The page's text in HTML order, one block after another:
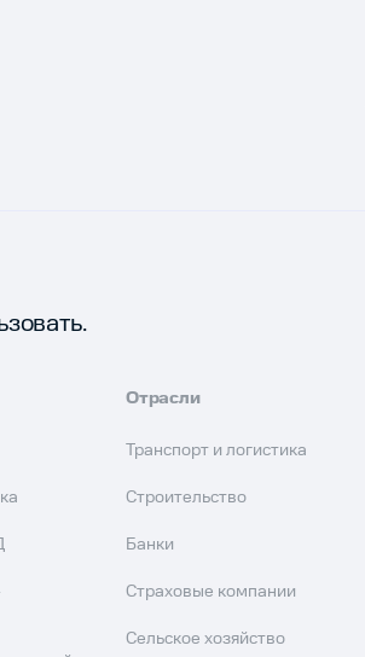
Отрасли
Транспорт и логистика
Строительство
Банки
Страховые компании
Сельское хозяйство